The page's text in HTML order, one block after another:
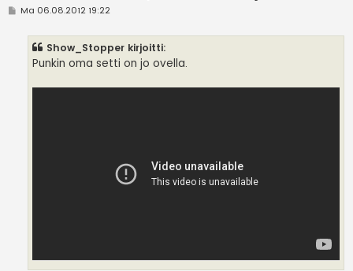
VMa 06.08.2012 19:22
Show_Stopper kirjoitti:
Punkin oma setti on jo ovella.